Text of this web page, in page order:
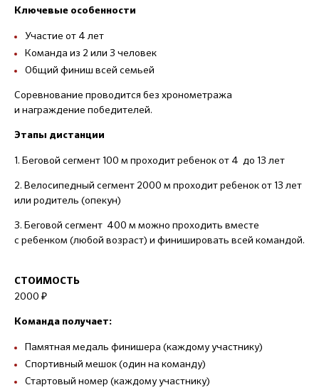
Ключевые особенности
Участие от 4 лет
Команда из 2 или 3 человек
Общий финиш всей семьей
Соревнование проводится без хронометража
и награждение победителей.
Этапы дистанции
1. Беговой сегмент 100 м проходит ребенок от 4 до 13 лет
2. Велосипедный сегмент 2000 м проходит ребенок от 13 лет
или родитель (опекун)
3. Беговой сегмент 400 м можно проходить вместе
с ребенком (любой возраст) и финишировать всей командой.
СТОИМОСТЬ
2000 ₽
Команда получает:
Памятная медаль финишера (каждому участнику)
Спортивный мешок (один на команду)
Стартовый номер (каждому участнику)